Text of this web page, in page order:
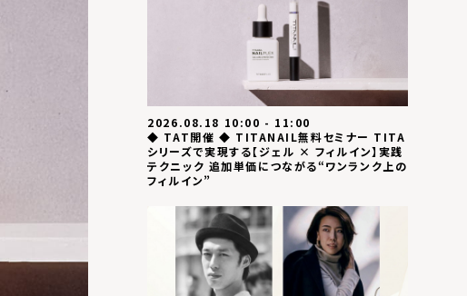
2026.08.18 10:00 - 11:00
◆ TAT開催 ◆ TITANAIL無料セミナー TITA
シリーズで実現する【ジェル × フィルイン】実践
テクニック 追加単価につながる“ワンランク上の
フィルイン”